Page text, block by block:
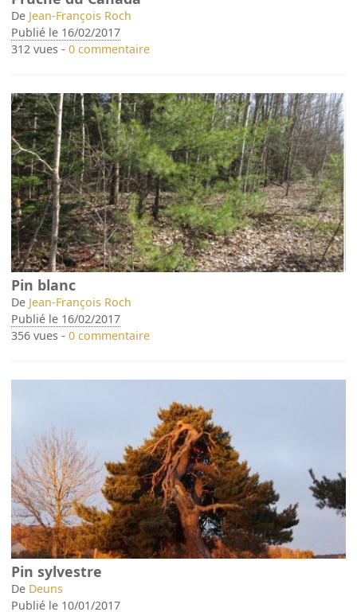
De Jean-François Roch
Publié le 16/02/2017
312 vues -0 commentaire
Pin blanc
De Jean-François Roch
Publié le 16/02/2017
356 vues -0 commentaire
Pin sylvestre
De Deuns
Publié le 10/01/2017